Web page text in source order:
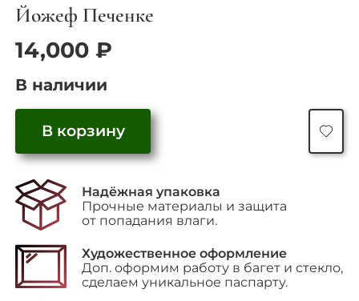
Йожеф Печенке
14,000₽
В наличии
В корзину
Надёжная упаковка
Прочные материалы и защита
от попадания влаги.
Художественное оформление
Доп. оформим работу в багет и стекло,
сделаем уникальное паспарту.